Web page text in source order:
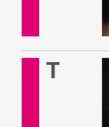
T